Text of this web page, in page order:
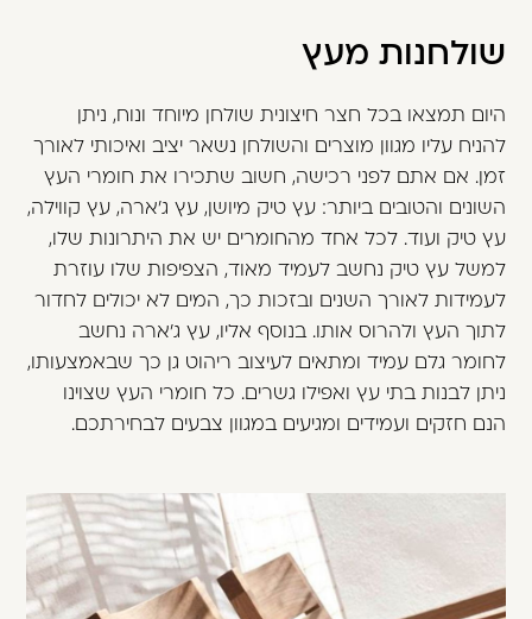
שולחנות מעץ
היום תמצאו בכל חצר חיצונית שולחן מיוחד ונוח, ניתן
להניח עליו מגוון מוצרים והשולחן נשאר יציב ואיכותי לאורך
זמן. אם אתם לפני רכישה, חשוב שתכירו את חומרי העץ
השונים והטובים ביותר: עץ טיק מיושן, עץ ג'ארה, עץ קווילה,
עץ טיק ועוד. לכל אחד מהחומרים יש את היתרונות שלו,
למשל עץ טיק נחשב לעמיד מאוד, הצפיפות שלו עוזרת
לעמידות לאורך השנים ובזכות כך, המים לא יכולים לחדור
לתוך העץ ולהרוס אותו. בנוסף אליו, עץ ג'ארה נחשב
לחומר גלם עמיד ומתאים לעיצוב ריהוט גן כך שבאמצעותו,
ניתן לבנות בתי עץ ואפילו גשרים. כל חומרי העץ שצוינו
הנם חזקים ועמידים ומגיעים במגוון צבעים לבחירתכם.